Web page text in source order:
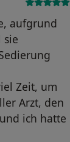
aufgrund
sie
Zeit, um
Arzt, den
ich hatte